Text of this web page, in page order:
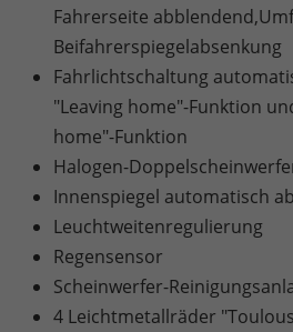
Fahrerseite
Beifahrerspiegelabsenkung
Fahrlichtschaltung
"Leaving home"-Funktion
home"-Funktion
Halogen-
Innenspiegel automatisch
Leuchtweitenregulierung
Regensensor
Scheinwerfer-
4 Leichtmetallräder